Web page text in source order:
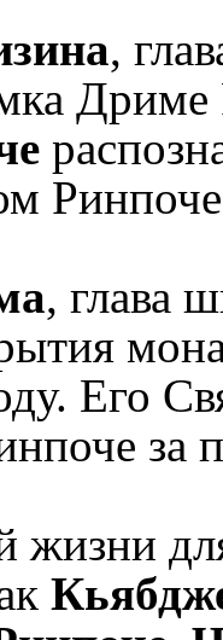
,
Дриме
, глава
Его
за
жизни